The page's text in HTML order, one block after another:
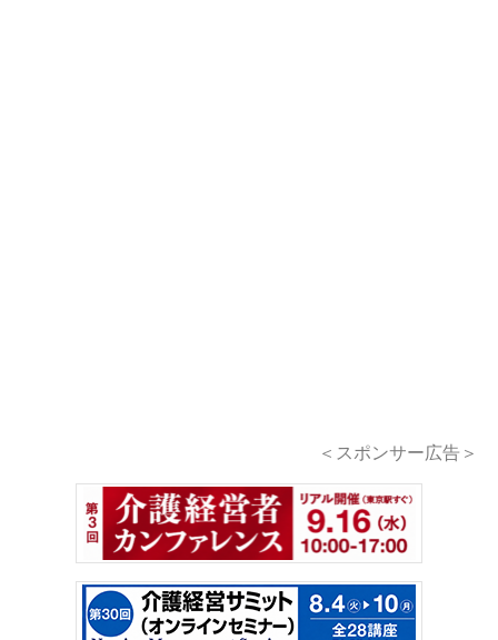
＜スポンサー広告＞